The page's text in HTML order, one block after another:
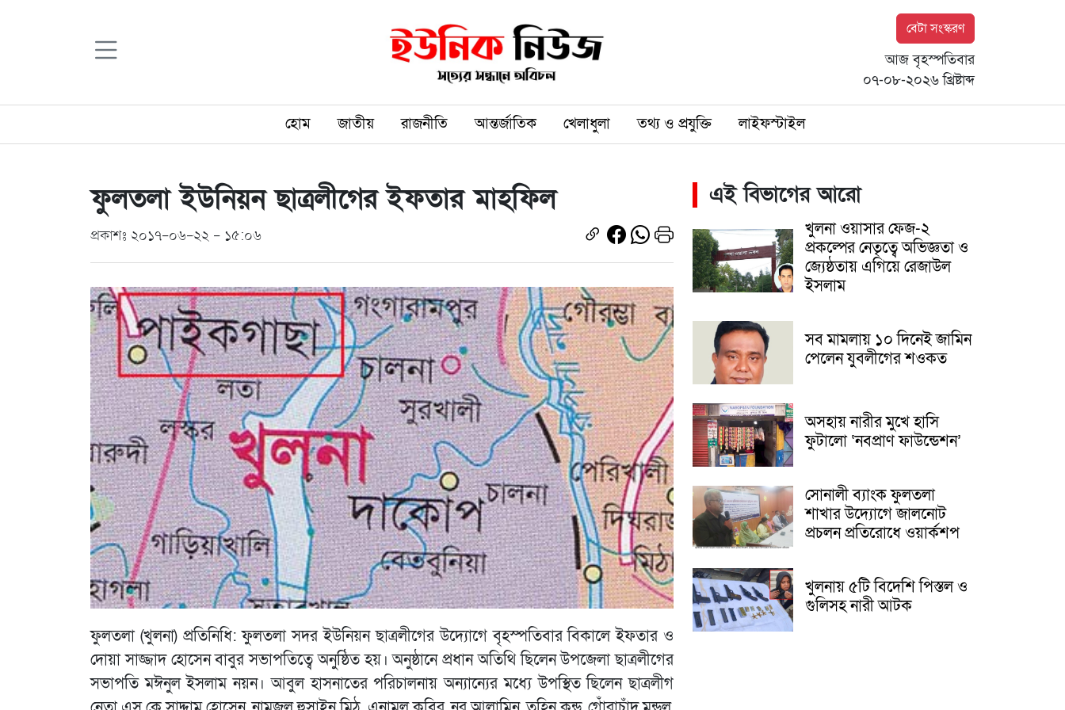
বেটা সংস্করণ
আজ বৃহস্পতিবার
০৭-০৮-২০২৬ খ্রিষ্টাব্দ
হোম জাতীয় রাজনীতি আন্তর্জাতিক খেলাধুলা তথ্য ও প্রযুক্তি লাইফস্টাইল
ফুলতলা ইউনিয়ন ছাত্রলীগের ইফতার মাহফিল
প্রকাশঃ ২০১৭-০৬-২২ - ১৫:০৬
ফুলতলা (খুলনা) প্রতিনিধি: ফুলতলা সদর ইউনিয়ন ছাত্রলীগের উদ্যোগে বৃহস্পতিবার বিকালে ইফতার ও
দোয়া সাজ্জাদ হোসেন বাবুর সভাপতিত্বে অনুষ্ঠিত হয়। অনুষ্ঠানে প্রধান অতিথি ছিলেন উপজেলা ছাত্রলীগের
সভাপতি মঈনুল ইসলাম নয়ন। আবুল হাসনাতের পরিচালনায় অন্যান্যের মধ্যে উপস্থিত ছিলেন ছাত্রলীগ
এই বিভাগের আরো
খুলনা ওয়াসার ফেজ-২
প্রকল্পের নেতৃত্বে অভিজ্ঞতা ও
জ্যেষ্ঠতায় এগিয়ে রেজাউল
ইসলাম
সব মামলায় ১০ দিনেই জামিন
পেলেন যুবলীগের শওকত
অসহায় নারীর মুখে হাসি
ফুটালো ‘নবপ্রাণ ফাউন্ডেশন’
সোনালী ব্যাংক ফুলতলা
শাখার উদ্যোগে জালনোট
প্রচলন প্রতিরোধে ওয়ার্কশপ
খুলনায় ৫টি বিদেশি পিস্তল ও
গুলিসহ নারী আটক